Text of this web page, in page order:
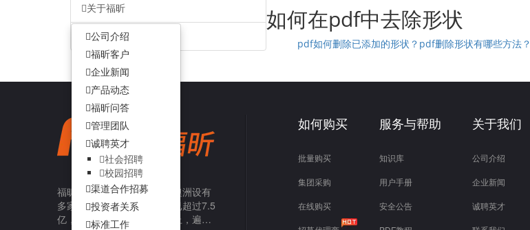
关于福昕
公司介绍
福昕客户
企业新闻
产品动态
福昕问答
管理团队
诚聘英才
社会招聘
校园招聘
渠道合作招募
投资者关系
标准工作
客户服务
如何在pdf中去除形状
pdf如何删除已添加的形状？pdf删除形状有哪些方法？
福昕在亚洲、美洲、欧洲和澳洲设有
多家子公司，福昕直接用户已超过7.5
亿，企业客户数达42.5万以上，遍布
如何购买
批量购买
集团采购
在线购买
服务与帮助
知识库
用户手册
安全公告
关于我们
公司介绍
企业新闻
诚聘英才